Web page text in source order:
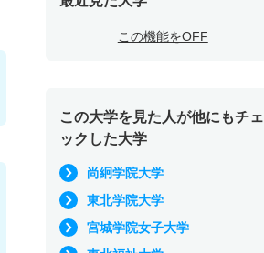
この機能をOFF
この大学を見た人が他にもチェ
ックした大学
尚絅学院大学
東北学院大学
宮城学院女子大学